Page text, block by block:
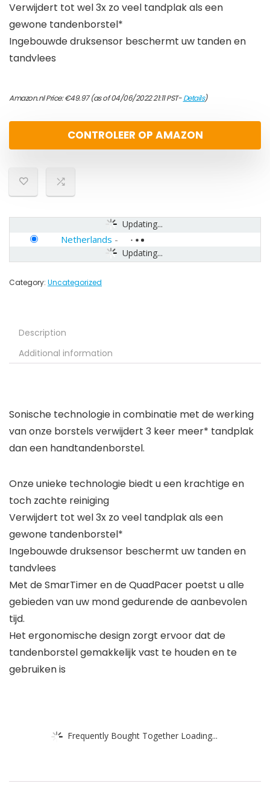
Verwijdert tot wel 3x zo veel tandplak als een
gewone tandenborstel*
Ingebouwde druksensor beschermt uw tanden en
tandvlees
Amazon.nl Price:€49.97(as of 04/06/2022 21:11 PST-Details)
CONTROLEER OP AMAZON
Updating...
Updating...
Netherlands -
Category: Uncategorized
Description
Additional information
Sonische technologie in combinatie met de werking
van onze borstels verwijdert 3 keer meer* tandplak
dan een handtandenborstel.
Onze unieke technologie biedt u een krachtige en
toch zachte reiniging
Verwijdert tot wel 3x zo veel tandplak als een
gewone tandenborstel*
Ingebouwde druksensor beschermt uw tanden en
tandvlees
Met de SmarTimer en de QuadPacer poetst u alle
gebieden van uw mond gedurende de aanbevolen
tijd.
Het ergonomische design zorgt ervoor dat de
tandenborstel gemakkelijk vast te houden en te
gebruiken is
Frequently Bought Together Loading...